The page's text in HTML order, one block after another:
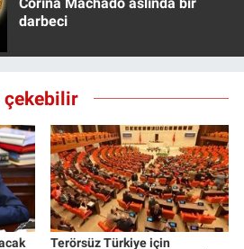
darbeci
çekebilir
Terörsüz Türkiye için